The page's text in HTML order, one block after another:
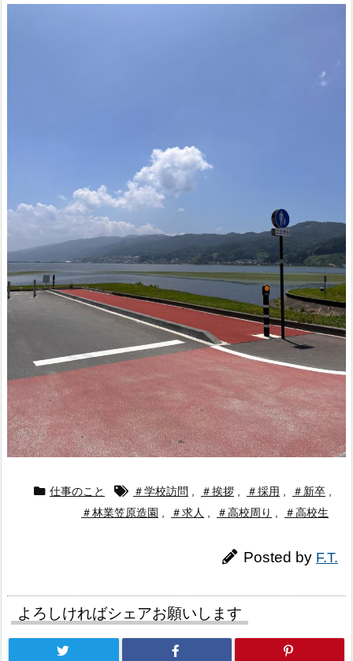
仕事のこと ＃学校訪問 , ＃挨拶 , ＃採用 , ＃新卒 ,
＃林業笠原造園 , ＃求人 , ＃高校周り , ＃高校生
Posted by F.T.
よろしければシェアお願いします